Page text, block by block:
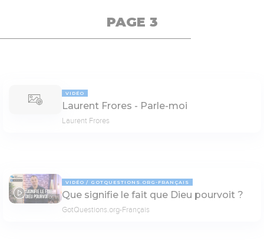
PAGE 3
VIDÉO
Laurent Frores - Parle-moi
Laurent Frores
05:01
VIDÉO GOTQUESTIONS.ORG-FRANÇAIS
Que signifie le fait que Dieu pourvoit ?
GotQuestions.org-Français